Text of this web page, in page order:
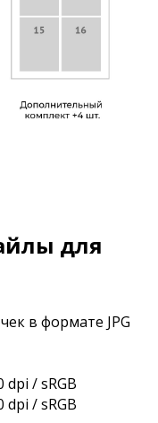
для
в формате JPG
dpi / sRGB
dpi / sRGB